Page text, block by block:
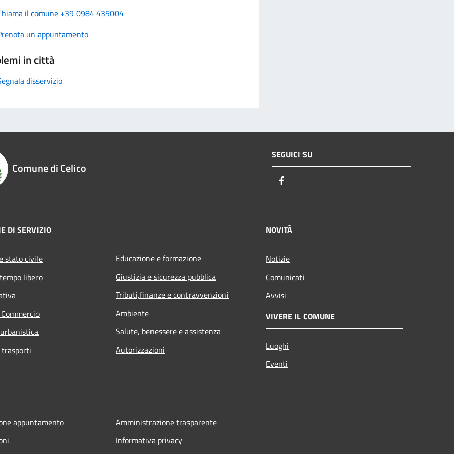
il comune +39 0984 435004
un appuntamento
in città
disservizio
Comune di Celico
SEGUICI SU
DI SERVIZIO
stato civile
libero
Educazione e formazione
Giustizia e sicurezza pubblica
Tributi,finanze e contravvenzioni
Ambiente
Salute, benessere e assistenza
Autorizzazioni
NOVITÀ
Notizie
Comunicati
Avvisi
VIVERE IL COMUNE
Luoghi
Eventi
appuntamento
Amministrazione trasparente
Informativa privacy